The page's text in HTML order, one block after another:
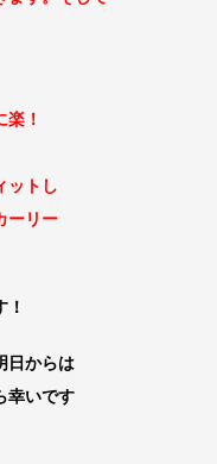
！
ットし
ーリー
日からは
幸いです